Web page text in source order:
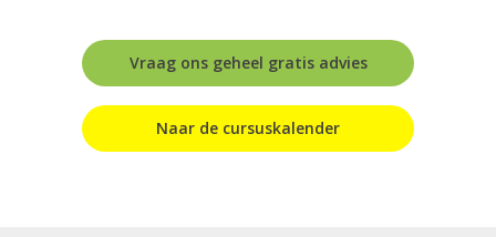
Vraag ons geheel gratis advies
Naar de cursuskalender